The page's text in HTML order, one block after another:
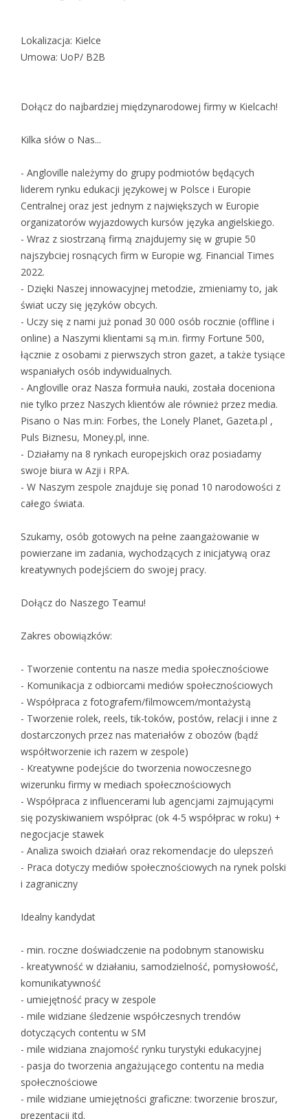
Lokalizacja: Kielce
Umowa: UoP/ B2B
Dołącz do najbardziej międzynarodowej firmy w Kielcach!
Kilka słów o Nas...
- Angloville należymy do grupy podmiotów będących
liderem rynku edukacji językowej w Polsce i Europie
Centralnej oraz jest jednym z największych w Europie
organizatorów wyjazdowych kursów języka angielskiego.
- Wraz z siostrzaną firmą znajdujemy się w grupie 50
najszybciej rosnących firm w Europie wg. Financial Times
2022.
- Dzięki Naszej innowacyjnej metodzie, zmieniamy to, jak
świat uczy się języków obcych.
- Uczy się z nami już ponad 30 000 osób rocznie (offline i
online) a Naszymi klientami są m.in. firmy Fortune 500,
łącznie z osobami z pierwszych stron gazet, a także tysiące
wspaniałych osób indywidualnych.
- Angloville oraz Nasza formuła nauki, została doceniona
nie tylko przez Naszych klientów ale również przez media.
Pisano o Nas m.in: Forbes, the Lonely Planet, Gazeta.pl ,
Puls Biznesu, Money.pl, inne.
- Działamy na 8 rynkach europejskich oraz posiadamy
swoje biura w Azji i RPA.
- W Naszym zespole znajduje się ponad 10 narodowości z
całego świata.
Szukamy, osób gotowych na pełne zaangażowanie w
powierzane im zadania, wychodzących z inicjatywą oraz
kreatywnych podejściem do swojej pracy.
Dołącz do Naszego Teamu!
Zakres obowiązków:
- Tworzenie contentu na nasze media społecznościowe
- Komunikacja z odbiorcami mediów społecznościowych
- Współpraca z fotografem/filmowcem/montażystą
- Tworzenie rolek, reels, tik-toków, postów, relacji i inne z
dostarczonych przez nas materiałów z obozów (bądź
współtworzenie ich razem w zespole)
- Kreatywne podejście do tworzenia nowoczesnego
wizerunku firmy w mediach społecznościowych
- Współpraca z influencerami lub agencjami zajmującymi
się pozyskiwaniem współprac (ok 4-5 współprac w roku) +
negocjacje stawek
- Analiza swoich działań oraz rekomendacje do ulepszeń
- Praca dotyczy mediów społecznościowych na rynek polski
i zagraniczny
Idealny kandydat
- min. roczne doświadczenie na podobnym stanowisku
- kreatywność w działaniu, samodzielność, pomysłowość,
komunikatywność
- umiejętność pracy w zespole
- mile widziane śledzenie współczesnych trendów
dotyczących contentu w SM
- mile widziana znajomość rynku turystyki edukacyjnej
- pasja do tworzenia angażującego contentu na media
społecznościowe
- mile widziane umiejętności graficzne: tworzenie broszur,
prezentacji itd.